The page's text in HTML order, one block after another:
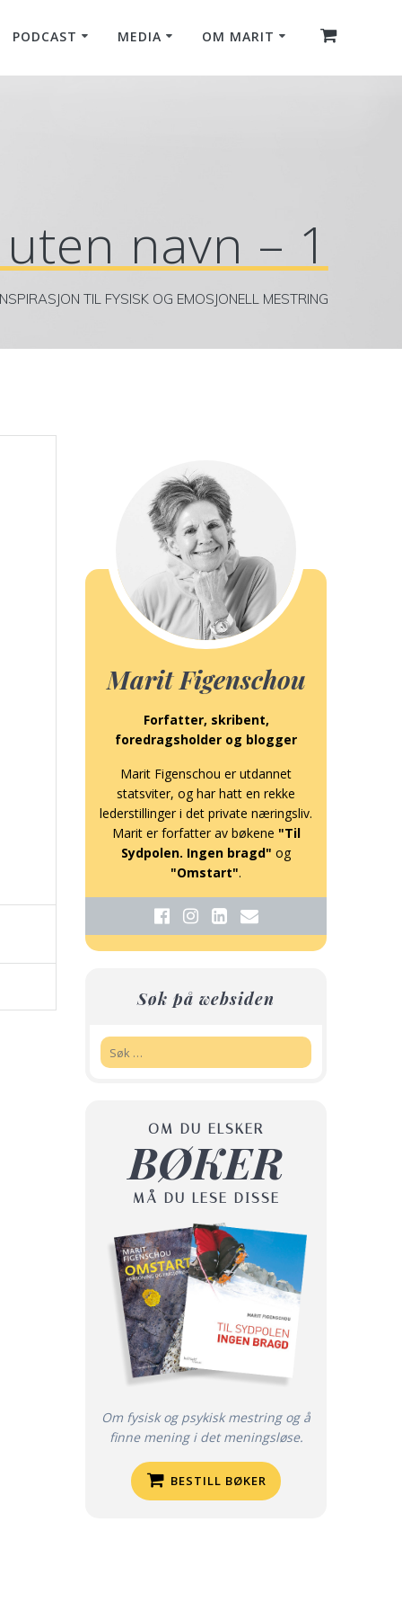
PODCAST MEDIA OM MARIT
navn – 1
TIL FYSISK OG EMOSJONELL MESTRING
Marit Figenschou
Forfatter, skribent,
foredragsholder og blogger
Marit Figenschou er utdannet
statsviter, og har hatt en rekke
lederstillinger i det private næringsliv.
Marit er forfatter av bøkene "Til
Sydpolen. Ingen bragd" og
"Omstart".
Søk på websiden
OM DU ELSKER
BØKER
MÅ DU LESE DISSE
Om fysisk og psykisk mestring og å
finne mening i det meningsløse.
BESTILL BØKER